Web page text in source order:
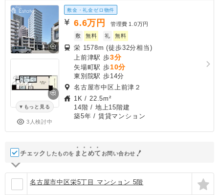
もっと見る
3人検討中
敷金・礼金ゼロ物件
6.6万円 管理費 1.0万円
敷
無料 礼 無料
栄 1578m (徒歩32分相当)
上前津駅 歩3分
矢場町駅 歩10分
東別院駅 歩14分
名古屋市中区上前津２
1K / 22.5m²
14階 / 地上15階建
築5年 / 賃貸マンション
チェック したものを ま と めて お問い合わせ
名古屋市中区栄5丁目 マンション 5階